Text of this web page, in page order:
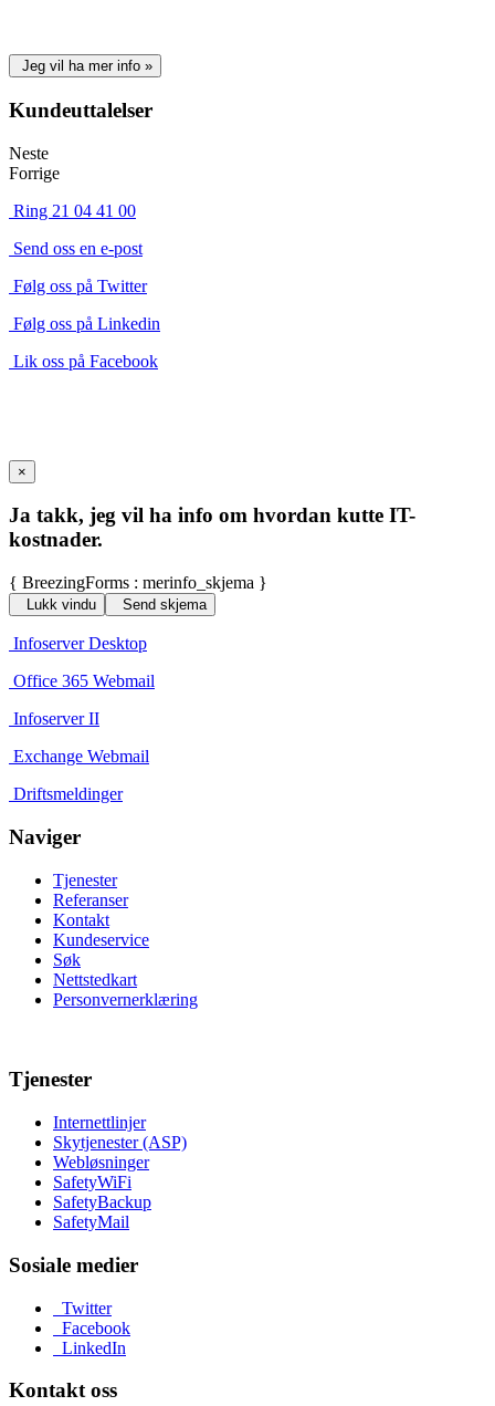
Jeg vil ha mer info »
Kundeuttalelser
Neste
Forrige
Ring 21 04 41 00
Send oss en e-post
Følg oss på Twitter
Følg oss på Linkedin
Lik oss på Facebook
×
Ja takk, jeg vil ha info om hvordan kutte IT-
kostnader.
{ BreezingForms : merinfo_skjema }
Lukk vindu Send skjema
Infoserver Desktop
Office 365 Webmail
Infoserver II
Exchange Webmail
Driftsmeldinger
Naviger
Tjenester
Referanser
Kontakt
Kundeservice
Søk
Nettstedkart
Personvernerklæring
Tjenester
Internettlinjer
Skytjenester (ASP)
Webløsninger
SafetyWiFi
SafetyBackup
SafetyMail
Sosiale medier
Twitter
Facebook
LinkedIn
Kontakt oss